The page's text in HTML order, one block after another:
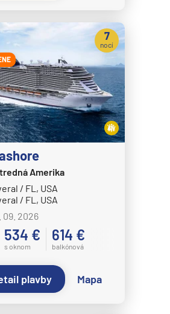
inspiration
nature
spirit
Amerika
/ FL, USA
/ FL, USA
09. 2026
534 €
s oknom
614 €
balkónová
7
nocí
plavby Mapa